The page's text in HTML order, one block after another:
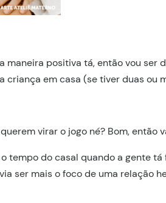
maneira positiva tá, então vou ser
criança em casa (se tiver duas ou
virar o jogo né? Bom, então
tempo do casal quando a gente
ser mais o foco de uma relação